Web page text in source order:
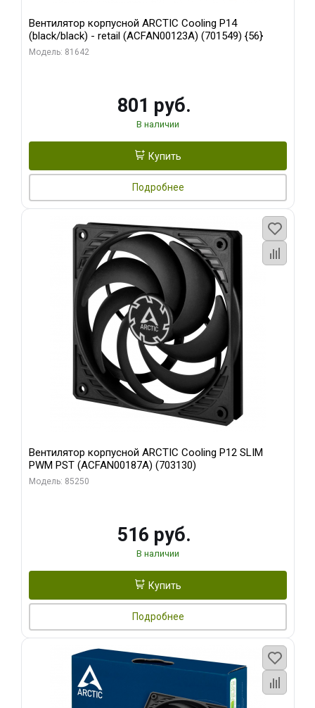
Вентилятор корпусной ARCTIC Cooling P14
(black/black) - retail (ACFAN00123A) (701549) {56}
Модель: 81642
801 руб.
В наличии
Купить
Подробнее
Вентилятор корпусной ARCTIC Cooling P12 SLIM
PWM PST (ACFAN00187A) (703130)
Модель: 85250
516 руб.
В наличии
Купить
Подробнее